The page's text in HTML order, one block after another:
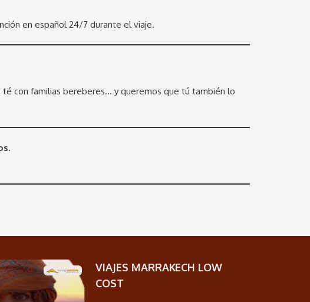
en español 24/7 durante el viaje.
con familias bereberes… y queremos que tú también lo
VIAJES MARRAKECH LOW
COST